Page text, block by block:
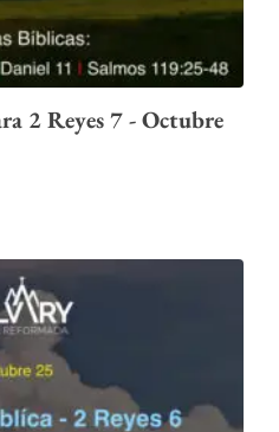
2 Reyes 7 - Octubre